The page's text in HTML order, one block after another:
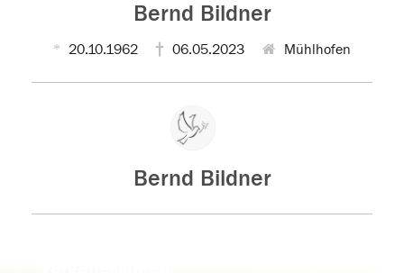
Bernd Bildner
20.10.1962 06.05.2023 Mühlhofen
Bernd Bildner